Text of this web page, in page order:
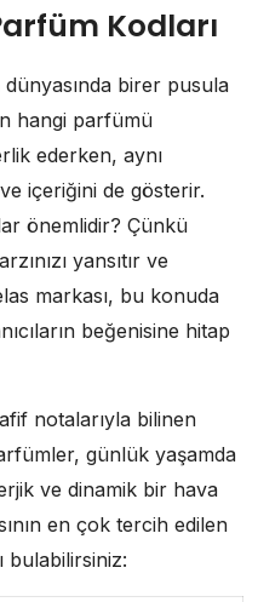
Kodları
birer pusula
hangi parfümü
ederken, aynı
içeriğini de gösterir.
önemlidir? Çünkü
yansıtır ve
markası, bu konuda
beğenisine hitap
notalarıyla bilinen
günlük yaşamda
ve dinamik bir hava
en çok tercih edilen
bulabilirsiniz: